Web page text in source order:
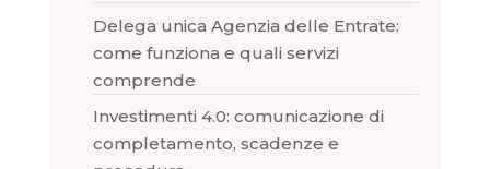
Delega unica Agenzia delle Entrate:
come funziona e quali servizi
comprende
Investimenti 4.0: comunicazione di
completamento, scadenze e